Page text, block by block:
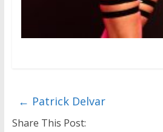
← Patrick Delvar
Share This Post: